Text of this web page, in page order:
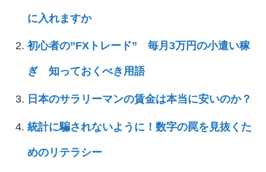
に入れますか
初心者の”FXトレード” 毎月3万円の小遣い稼
ぎ 知っておくべき用語
日本のサラリーマンの賃金は本当に安いのか？
統計に騙されないように！数字の罠を見抜くた
めのリテラシー